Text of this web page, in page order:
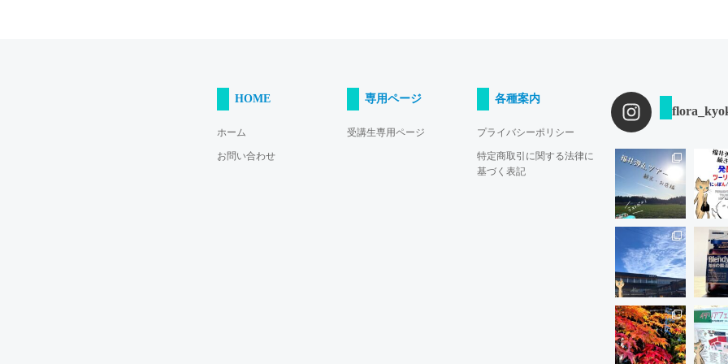
HOME
ホーム
お問い合わせ
専用ページ
受講生専用ページ
各種案内
プライバシーポリシー
特定商取引に関する法律に
基づく表記